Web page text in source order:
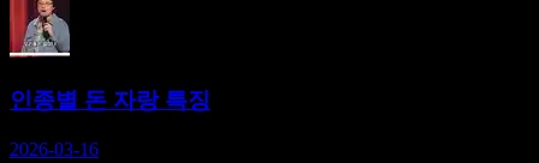
인종별 돈 자랑 특징
2026-03-16